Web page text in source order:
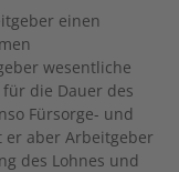
einen
wesentliche
die Dauer des
Fürsorge- und
er aber Arbeitgeber
des Lohnes und